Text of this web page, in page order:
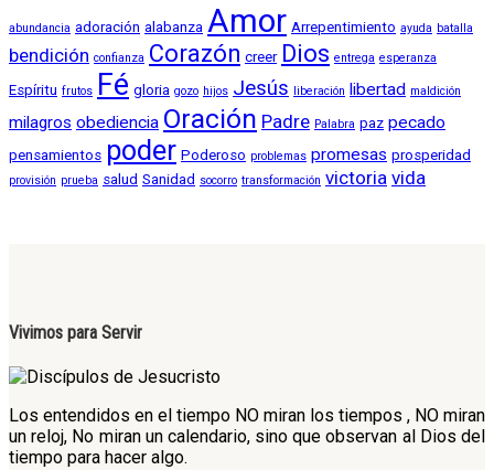
abundancia adoración alabanza Amor Arrepentimiento ayuda batalla
bendición confianza Corazón creer Dios entrega esperanza
Espíritu frutos Fé gloria gozo hijos Jesús liberación libertad maldición
milagros obediencia Oración Padre Palabra paz pecado
pensamientos poder Poderoso problemas promesas prosperidad
provisión prueba salud Sanidad socorro transformación victoria vida
Vivimos para Servir
Los entendidos en el tiempo NO miran los tiempos , NO miran
un reloj, No miran un calendario, sino que observan al Dios del
tiempo para hacer algo.